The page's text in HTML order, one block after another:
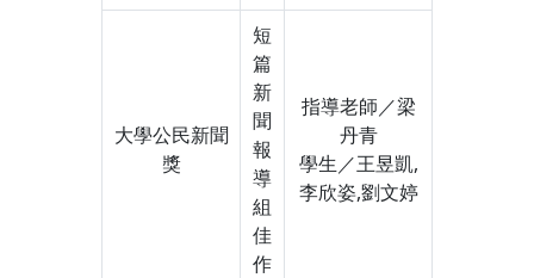
大學公民新聞
獎
短
篇
新
聞
報
導
組
佳
作
指導老師／梁
丹青
學生／王昱凱,
李欣姿,劉文婷